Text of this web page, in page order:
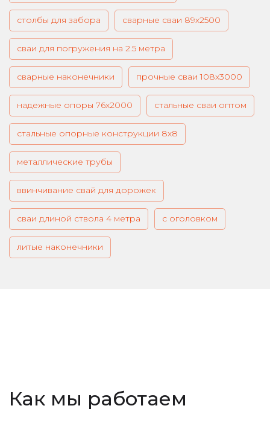
столбы для забора сварные сваи 89х2500
сваи для погружения на 2.5 метра
сварные наконечники прочные сваи 108х3000
надежные опоры 76х2000 стальные сваи оптом
стальные опорные конструкции 8х8
металлические трубы
ввинчивание свай для дорожек
сваи длиной ствола 4 метра с оголовком
литые наконечники
Как мы работаем